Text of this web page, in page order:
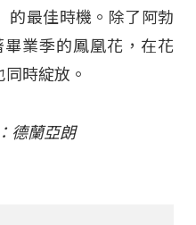
的最佳時機。除了阿勃
業季的鳳凰花，在花
時綻放。
德蘭亞朗